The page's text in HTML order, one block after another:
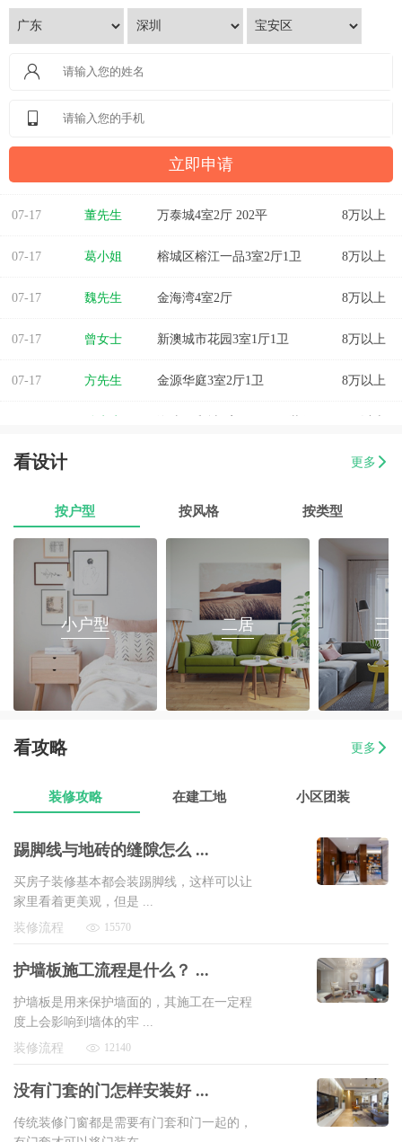
07-17 董先生 万泰城4室2厅 202平 8万以上
07-17 葛小姐 榕城区榕江一品3室2厅1卫 8万以上
07-17 魏先生 金海湾4室2厅 8万以上
07-17 曾女士 新澳城市花园3室1厅1卫 8万以上
07-17 方先生 金源华庭3室2厅1卫 8万以上
孙先生 海岸万和城4室2厅177平装修 8万以上
07-17 8万以上
07-17 苟先生 45平水果店设计装修 8万以上
美容店装修设计 8万以上
张小姐 两房两厅改造 8万以上
李先生 乐府花园4房2厅2卫毛坯房 8万以上
07-17 榕城区消防路口135平套房装修 8万以上
07-17 8万以上
看设计 更多
按户型 按风格 按类型
小户型 二居 三
看攻略 更多
装修攻略 在建工地 小区团装
踢脚线与地砖的缝隙怎么 ...
买房子装修基本都会装踢脚线，这样可以让
家里看着更美观，但是 ...
装修流程
15570
护墙板施工流程是什么？ ...
护墙板是用来保护墙面的，其施工在一定程
度上会影响到墙体的牢 ...
装修流程
12140
没有门套的门怎样安装好 ...
传统装修门窗都是需要有门套和门一起的，